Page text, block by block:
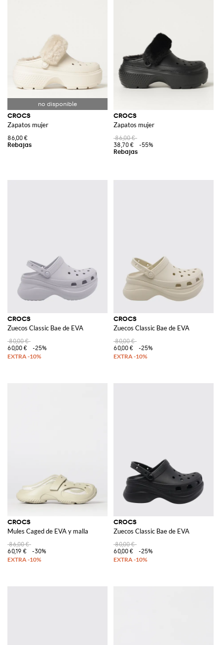
CROCS
Zapatos mujer
86,00 €
CROCS
Zapatos mujer
86,00 €
38,70 €
-55%
CROCS
Zuecos Classic Bae de EVA
80,00 €
60,00 €
-25%
CROCS
Zuecos Classic Bae de EVA
80,00 €
60,00 €
-25%
CROCS
Mules Caged de EVA y malla
86,00 €
60,19 €
-30%
CROCS
Zuecos Classic Bae de EVA
80,00 €
60,00 €
-25%